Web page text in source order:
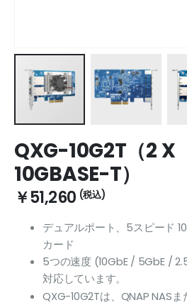
to
the
beginning
of
the
images
gallery
QXG-10G2T（2 X
10GBASE-T）
￥51,260
デュアルポート、5スピード
カード
5つの速度 (10GbE / 5GbE /
対応しています。
QXG-10G2Tは、QNAP NAS